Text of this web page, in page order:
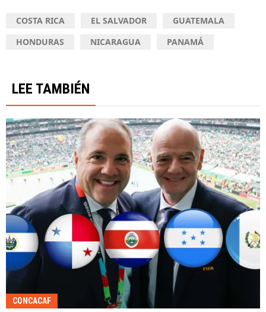
COSTA RICA EL SALVADOR
GUATEMALA
HONDURAS
NICARAGUA PANAMÁ
LEE TAMBIÉN
CONCACAF